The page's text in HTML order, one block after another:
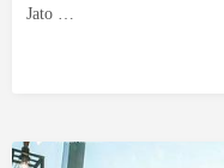
Jato …